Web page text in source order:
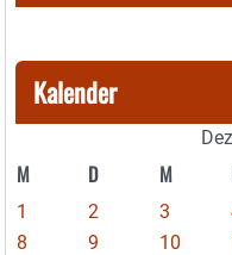
Kalender
M D M
1 2 3
8
9 10